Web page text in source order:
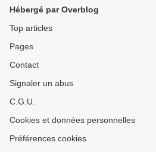
Hébergé par Overblog
Top articles
Pages
Contact
Signaler un abus
C.G.U.
Cookies et données personnelles
Préférences cookies